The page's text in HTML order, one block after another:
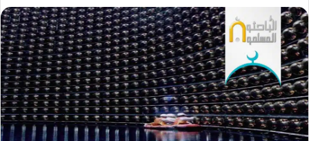
س
ل
ب
ر
ي
د
ا
إ